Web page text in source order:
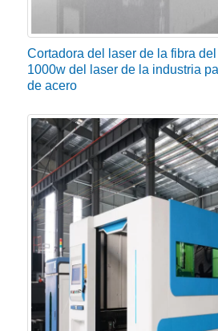
Cortadora del laser de la fibra
1000w del laser de la industria
de acero